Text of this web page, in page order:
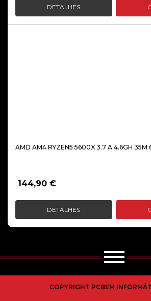
DETALHES
AMD AM4 RYZEN5 5600X 3.7 A 4.6GH 35M
144,90 €
DETALHES
COPYRIGHT PCBEM